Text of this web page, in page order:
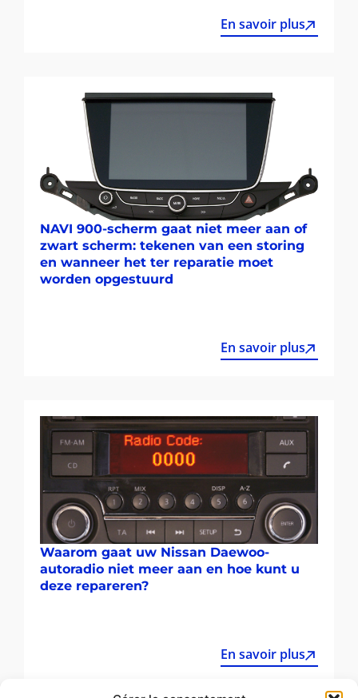
En savoir plus
NAVI 900-scherm gaat niet meer aan of
zwart scherm: tekenen van een storing
en wanneer het ter reparatie moet
worden opgestuurd
En savoir plus
Waarom gaat uw Nissan Daewoo-
autoradio niet meer aan en hoe kunt u
deze repareren?
En savoir plus